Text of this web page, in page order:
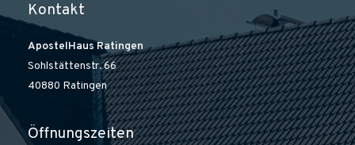
Kontakt
ApostelHaus Ratingen
Sohlstättenstr. 66
40880 Ratingen
Öffnungszeiten